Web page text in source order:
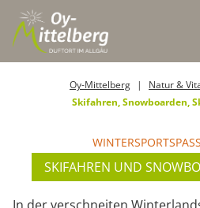
Oy-Mittelberg Natur &
Skifahren, Snowboarden,
SKIFAHREN UND